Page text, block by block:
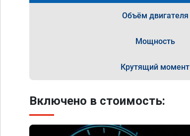
Объём двигателя
Мощность
Крутящий момент
Включено в стоимость: